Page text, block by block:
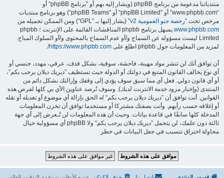
منتدياتنا مدعومة من برنامج phpBB (ويشار إليه بهم أو ”برنامج phpBB“ أو
“www.phpbb.com” أو ”phpBB Limited“ أو ”phpBB Teams“) وهو برنامج منتديات
مرخص تحت “رخصة جنو العمومية v2
” (يشار إليها بـ ”GPL“) ومن الممكن تحميله من
www.phpbb.com
.يسهل برنامج phpbb المناقشات القائمة على الإنترنت ؛ phpbb
Limited ليست مسؤوله عن السماح و/أو عدم السماح بالمحتوى و/أو السلوك المباح.
لمزيد من المعلومات حول phpbb اطلع على
https://www.phpbb.com/
.
أن توافق أنك لن تنشر مواد مهينة، فاحشة، سوقية، بشكل قذف، عرقي، مهدد، جنسي أو
أي نوع يخالف القانون المتبع في دولتك أو الدولة حيث تستظيف ”ديريك ديلان يرحب بكم“،
أو أي قانون دولي. فعل أي مما سبق سوف يؤدي إلى وقفك وإزالتك بشكل دائم من
المنتدى (وإخبار مزود خدمة الانترنت لديك). وسوف تُرصد عناوين الآي بي كلها لفرض هذه
القوانين. أنت توافق أن ”ديريك ديلان يرحب بكم“ له الحق بإزالة أي موضوع أو تعديله أو نقله
أو إغلاقه حسب رأيهم. وأنت بصفتك مشتركا أو مستخدما توافق أن تخزن المعلومات
المدخلة كلها سابقًا في قاعدة بيانات. وحيث أن هذه المعلومات لن تُـعرض إلى أي جهة
ثالثة دون علمك، لن يتحمل ”ديريك ديلان يرحب بكم“ ولا phpBB أي مسؤولية حيال
محاولة اختراق تتسبب في جعل البيانات في خطر